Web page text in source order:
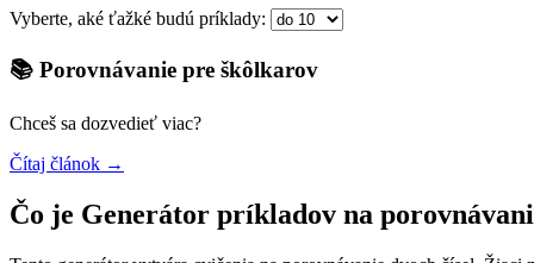
Vyberte, aké ťažké budú príklady:
📚 Porovnávanie pre škôlkarov
Chceš sa dozvedieť viac?
Čítaj článok →
Čo je Generátor príkladov na